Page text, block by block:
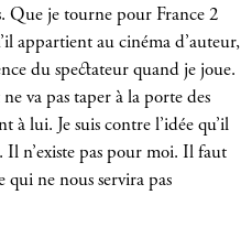
Que je tourne pour France 2
appartient au cinéma d’auteur,
du spectateur quand je joue.
ne va pas taper à la porte des
à lui. Je suis contre l’idée qu’il
n’existe pas pour moi. Il faut
qui ne nous servira pas